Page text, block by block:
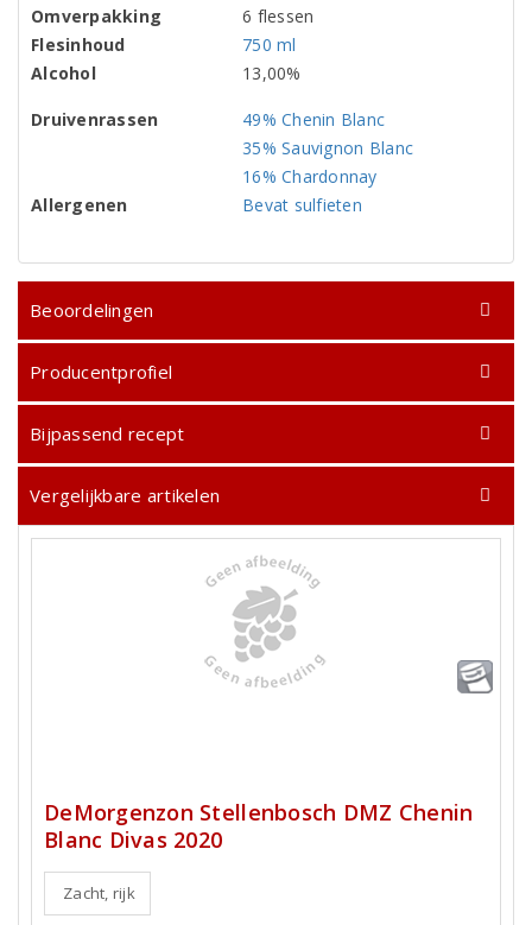
Omverpakking
6 flessen
Flesinhoud
750 ml
Alcohol
13,00%
Druivenrassen
49% Chenin Blanc
35% Sauvignon Blanc
16% Chardonnay
Allergenen
Bevat sulfieten
Beoordelingen
Producentprofiel
Bijpassend recept
Vergelijkbare artikelen
DeMorgenzon Stellenbosch DMZ Chenin
Blanc Divas 2020
Zacht, rijk